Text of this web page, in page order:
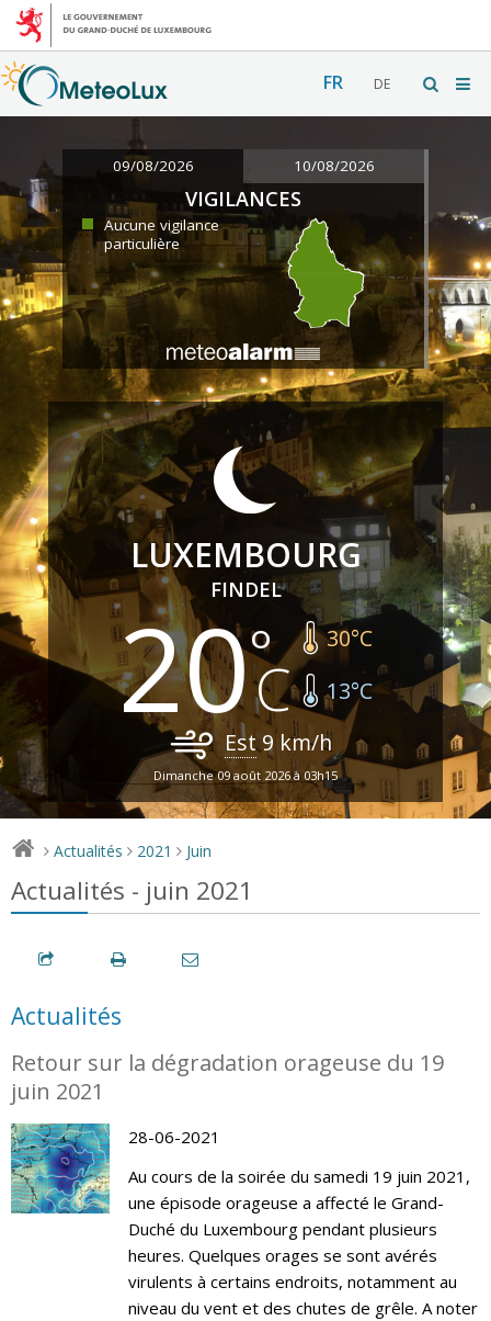
FR DE
09/08/2026 10/08/2026
VIGILANCES
Aucune vigilance
particulière
LUXEMBOURG
FINDEL
20 30°C
13°C
Est9 km/h
Dimanche 09 août 2026 à 03h15
> Actualités > 2021 > Juin
Actualités - juin 2021
Actualités
Retour sur la dégradation orageuse du 19
juin 2021
28-06-2021
Au cours de la soirée du samedi 19 juin 2021,
une épisode orageuse a affecté le Grand-
Duché du Luxembourg pendant plusieurs
heures. Quelques orages se sont avérés
virulents à certains endroits, notamment au
niveau du vent et des chutes de grêle. A noter